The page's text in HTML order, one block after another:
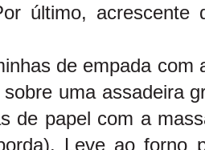
último, acrescente
de empada com
uma assadeira
de papel com a
Leve ao forno